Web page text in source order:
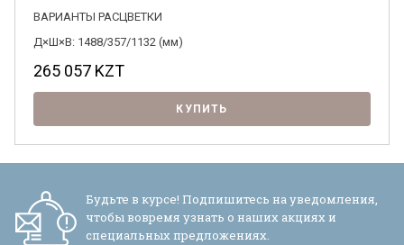
ВАРИАНТЫ РАСЦВЕТКИ
Д×Ш×В: 1488/357/1132 (мм)
265 057 KZT
КУПИТЬ
Будьте в курсе! Подпишитесь на уведомления,
чтобы вовремя узнать о наших акциях и
специальных предложениях.